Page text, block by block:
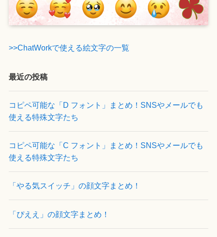
>>ChatWorkで使える絵文字の一覧
最近の投稿
コピペ可能な「D フォント」まとめ！SNSやメールでも
使える特殊文字たち
コピペ可能な「C フォント」まとめ！SNSやメールでも
使える特殊文字たち
「やる気スイッチ」の顔文字まとめ！
「ぴええ」の顔文字まとめ！